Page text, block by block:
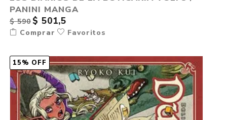
PANINI MANGA
$ 590 $ 501,5
Comprar Favoritos
15% OFF